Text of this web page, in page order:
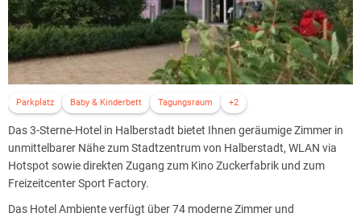
Parkplatz Baby & Kinderbett Tagungsraum +2
Das 3-Sterne-Hotel in Halberstadt bietet Ihnen geräumige Zimmer in
unmittelbarer Nähe zum Stadtzentrum von Halberstadt, WLAN via
Hotspot sowie direkten Zugang zum Kino Zuckerfabrik und zum
Freizeitcenter Sport Factory.
Das Hotel Ambiente verfügt über 74 moderne Zimmer und